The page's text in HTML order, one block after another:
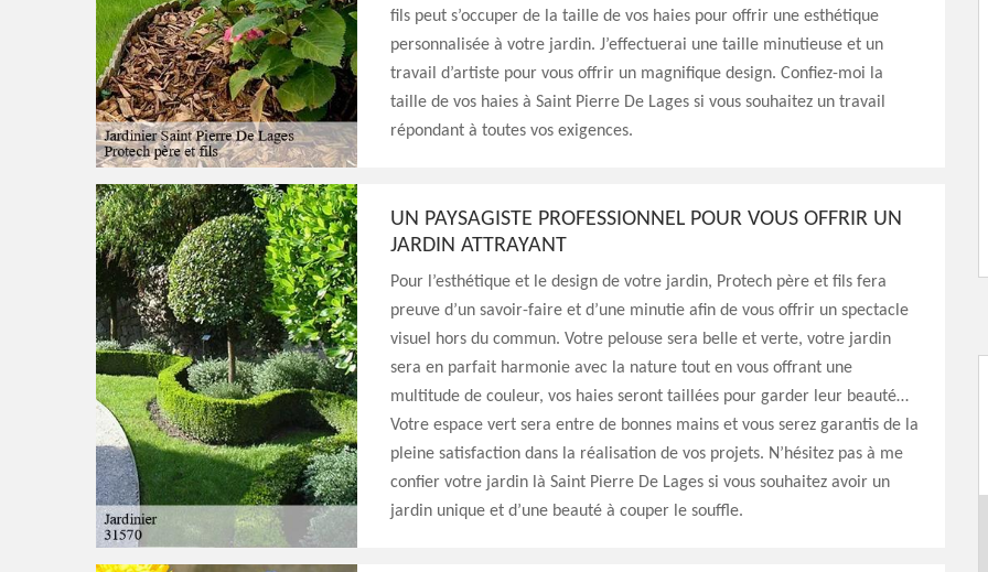
fils peut s’occuper de la taille de vos haies pour offrir une esthétique
personnalisée à votre jardin. J’effectuerai une taille minutieuse et un
travail d’artiste pour vous offrir un magnifique design. Confiez-moi la
taille de vos haies à Saint Pierre De Lages si vous souhaitez un travail
répondant à toutes vos exigences.
UN PAYSAGISTE PROFESSIONNEL POUR VOUS OFFRIR UN
JARDIN ATTRAYANT
Pour l’esthétique et le design de votre jardin, Protech père et fils fera
preuve d’un savoir-faire et d’une minutie afin de vous offrir un spectacle
visuel hors du commun. Votre pelouse sera belle et verte, votre jardin
sera en parfait harmonie avec la nature tout en vous offrant une
multitude de couleur, vos haies seront taillées pour garder leur beauté…
Votre espace vert sera entre de bonnes mains et vous serez garantis de la
pleine satisfaction dans la réalisation de vos projets. N’hésitez pas à me
confier votre jardin là Saint Pierre De Lages si vous souhaitez avoir un
jardin unique et d’une beauté à couper le souffle.